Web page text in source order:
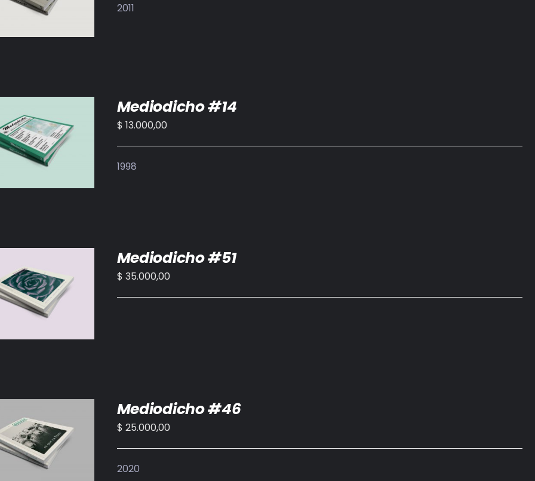
2011
AL CARRITO
DETALLES
Mediodicho #14
$ 13.000,00
1998
AL CARRITO
DETALLES
Mediodicho #51
$ 35.000,00
AL CARRITO
DETALLES
Mediodicho #46
$ 25.000,00
2020